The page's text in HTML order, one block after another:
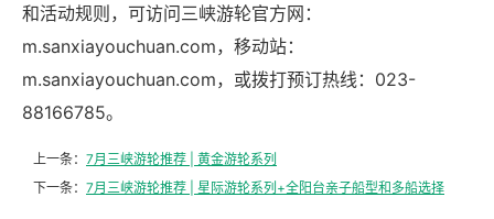
和活动规则，可访问三峡游轮官方网：
m.sanxiayouchuan.com，移动站：
m.sanxiayouchuan.com，或拨打预订热线：023-
88166785。
上一条： 7月三峡游轮推荐 | 黄金游轮系列
下一条： 7月三峡游轮推荐 | 星际游轮系列+全阳台亲子船型和多船选择